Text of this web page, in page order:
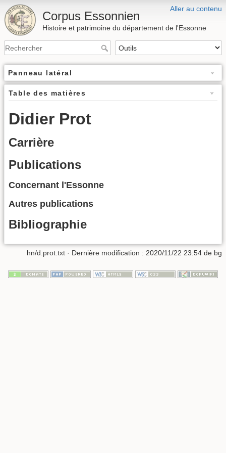
Aller au contenu
Corpus Essonnien
Histoire et patrimoine du département de l'Essonne
Panneau latéral
Table des matières
Didier Prot
Carrière
Publications
Concernant l'Essonne
Autres publications
Bibliographie
hn/d.prot.txt · Dernière modification : 2020/11/22 23:54 de bg